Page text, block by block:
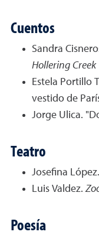
Cuentos
Sandra
Hollering Creek
Estela Portillo
vestido de
Jorge Ulica.
Teatro
Josefina López.
Luis Valdez.
Poesía